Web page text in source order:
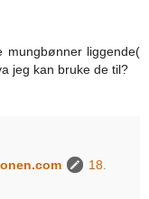
mungbønner liggende(
jeg kan bruke de til?
18.